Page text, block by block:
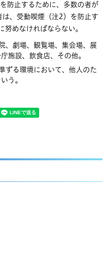
防止するために、多数の者が
、受動喫煙（注2）を防止す
努めなければならない。
、劇場、観覧場、集会場、展
施設、飲食店、その他。
ずる環境において、他人のた
う。